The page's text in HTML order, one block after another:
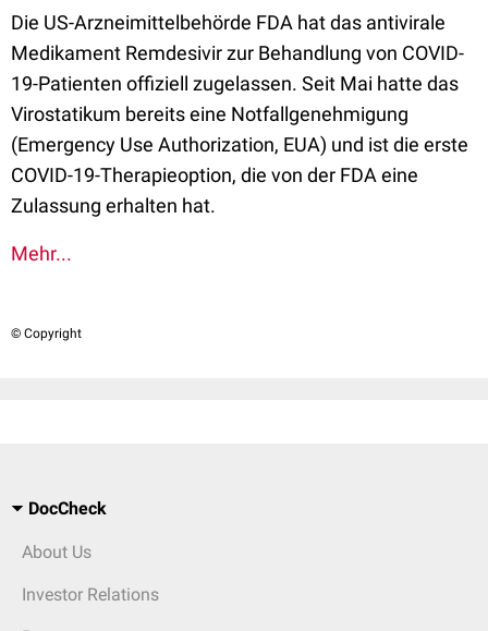
Die US-Arzneimittelbehörde FDA hat das antivirale
Medikament Remdesivir zur Behandlung von COVID-
19-Patienten offiziell zugelassen. Seit Mai hatte das
Virostatikum bereits eine Notfallgenehmigung
(Emergency Use Authorization, EUA) und ist die erste
COVID-19-Therapieoption, die von der FDA eine
Zulassung erhalten hat.
Mehr...
© Copyright
DocCheck
About Us
Investor Relations